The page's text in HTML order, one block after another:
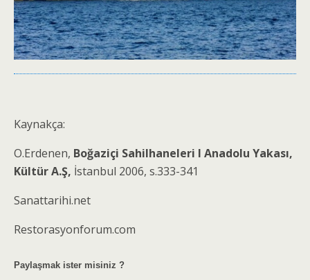
Kaynakça:
O.Erdenen, Boğaziçi Sahilhaneleri I Anadolu Yakası,
Kültür A.Ş, İstanbul 2006, s.333-341
Sanattarihi.net
Restorasyonforum.com
Paylaşmak ister misiniz ?